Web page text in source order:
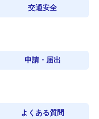
交通安全
申請・届出
よくある質問